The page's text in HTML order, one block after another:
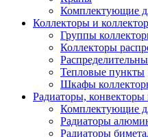
Комплектующие
Коллекторы и
Группы
Коллекторы
Тепловые пункты
Шкафы
Радиаторы,
Комплектующие
Радиаторы
Радиаторы